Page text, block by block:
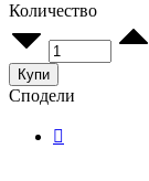
Количество
Бейби
сапун
Капус
100
quantity
Купи
Сподели